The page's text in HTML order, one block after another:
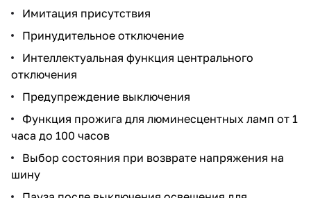
Имитация присутствия
Принудительное отключение
Интеллектуальная функция центрального
отключения
Предупреждение выключения
Функция прожига для люминесцентных ламп от 1
часа до 100 часов
Выбор состояния при возврате напряжения на
шину